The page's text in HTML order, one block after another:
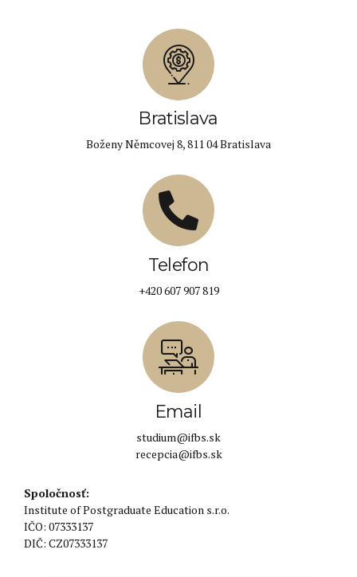
Bratislava
Boženy Němcovej 8, 811 04 Bratislava
Telefon
+420 607 907 819
Email
studium@ifbs.sk
recepcia@ifbs.sk
Spoločnosť:
Institute of Postgraduate Education s.r.o.
IČO: 07333137
DIČ: CZ07333137